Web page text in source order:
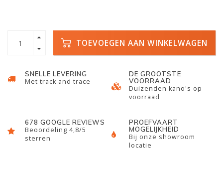
TOEVOEGEN AAN WINKELWAGEN
SNELLE LEVERING
Met track and trace
DE GROOTSTE
VOORRAAD
Duizenden kano's op
voorraad
678 GOOGLE REVIEWS
Beoordeling 4,8/5
sterren
PROEFVAART
MOGELIJKHEID
Bij onze showroom
locatie